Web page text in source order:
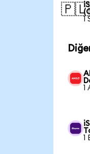
🇵🇱
1
1
1